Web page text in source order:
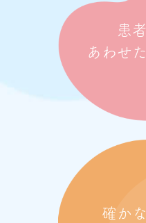
患
あわせ
確か